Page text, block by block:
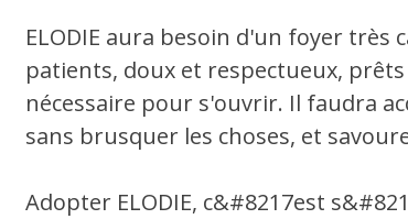
ELODIE aura besoin d'un foyer très
patients, doux et respectueux,
nécessaire pour s'ouvrir. Il faudra
sans brusquer les choses, et
Adopter ELODIE, c&#8217est